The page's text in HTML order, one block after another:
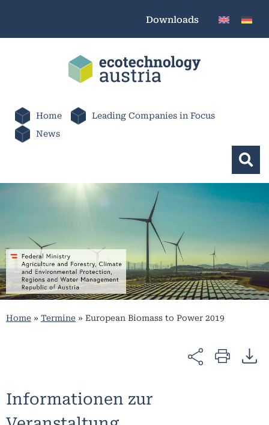
Downloads
Home
Leading Companies in Focus
News
Home » Termine » European Biomass to Power 2019
Informationen zur